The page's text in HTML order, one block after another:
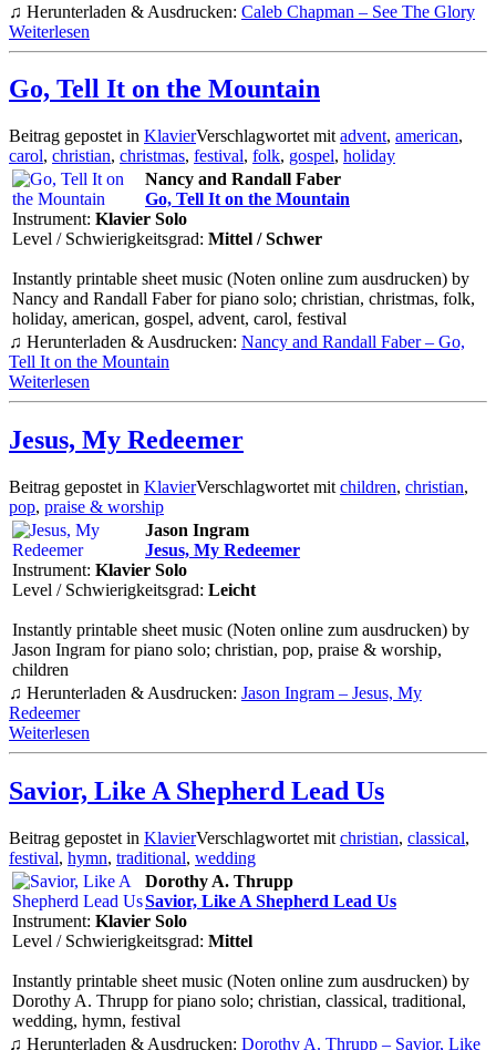
♫ Herunterladen & Ausdrucken: Caleb Chapman – See The Glory
Weiterlesen
Go, Tell It on the Mountain
Beitrag gepostet in KlavierVerschlagwortet mit advent, american,
carol, christian, christmas, festival, folk, gospel, holiday
Nancy and Randall Faber
Go, Tell It on the Mountain
Instrument: Klavier Solo
Level / Schwierigkeitsgrad: Mittel / Schwer
Instantly printable sheet music (Noten online zum ausdrucken) by
Nancy and Randall Faber for piano solo; christian, christmas, folk,
holiday, american, gospel, advent, carol, festival
♫ Herunterladen & Ausdrucken: Nancy and Randall Faber – Go,
Tell It on the Mountain
Weiterlesen
Jesus, My Redeemer
Beitrag gepostet in KlavierVerschlagwortet mit children, christian,
pop, praise & worship
Jason Ingram
Jesus, My Redeemer
Instrument: Klavier Solo
Level / Schwierigkeitsgrad: Leicht
Instantly printable sheet music (Noten online zum ausdrucken) by
Jason Ingram for piano solo; christian, pop, praise & worship,
children
♫ Herunterladen & Ausdrucken: Jason Ingram – Jesus, My
Redeemer
Weiterlesen
Savior, Like A Shepherd Lead Us
Beitrag gepostet in KlavierVerschlagwortet mit christian, classical,
festival, hymn, traditional, wedding
Dorothy A. Thrupp
Savior, Like A Shepherd Lead Us
Instrument: Klavier Solo
Level / Schwierigkeitsgrad: Mittel
Instantly printable sheet music (Noten online zum ausdrucken) by
Dorothy A. Thrupp for piano solo; christian, classical, traditional,
wedding, hymn, festival
♫ Herunterladen & Ausdrucken: Dorothy A. Thrupp – Savior, Like